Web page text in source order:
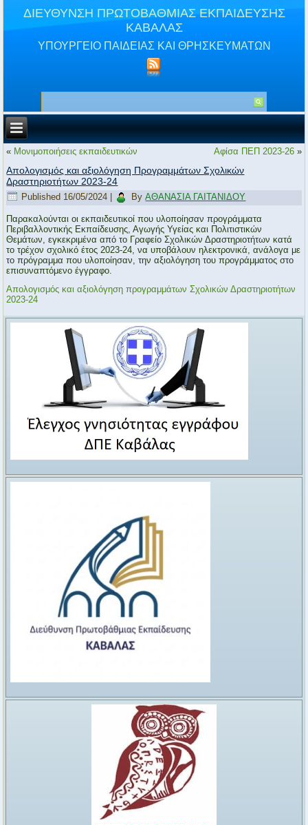
ΔΙΕΥΘΥΝΣΗ ΠΡΩΤΟΒΑΘΜΙΑΣ ΕΚΠΑΙΔΕΥΣΗΣ
ΚΑΒΑΛΑΣ
ΥΠΟΥΡΓΕΙΟ ΠΑΙΔΕΙΑΣ ΚΑΙ ΘΡΗΣΚΕΥΜΑΤΩΝ
« Μονιμοποιήσεις εκπαιδευτικών Αφίσα ΠΕΠ 2023-26»
Απολογισμός και αξιολόγηση Προγραμμάτων Σχολικών
Δραστηριοτήτων 2023-24
Published 16/05/2024 By ΑΘΑΝΑΣΙΑ ΓΑΙΤΑΝΙΔΟΥ
Παρακαλούνται οι εκπαιδευτικοί που υλοποίησαν προγράμματα
Περιβαλλοντικής Εκπαίδευσης, Αγωγής Υγείας και Πολιτιστικών
Θεμάτων, εγκεκριμένα από το Γραφείο Σχολικών Δραστηριοτήτων κατά
το τρέχον σχολικό έτος 2023-24, να υποβάλουν ηλεκτρονικά, ανάλογα με
το πρόγραμμα που υλοποίησαν, την αξιολόγηση του προγράμματος στο
επισυναπτόμενο έγγραφο.
Απολογισμός και αξιολόγηση προγραμμάτων Σχολικών Δραστηριοτήτων
2023-24